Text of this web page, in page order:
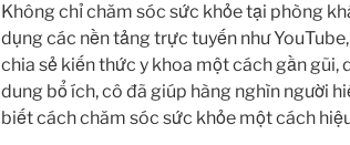
Không chỉ chăm sóc sức khỏe tại phòng
dụng các nền tảng trực tuyến như
chia sẻ kiến thức y khoa một cách gần gũi,
dung bổ ích, cô đã giúp hàng nghìn người
biết cách chăm sóc sức khỏe một cách